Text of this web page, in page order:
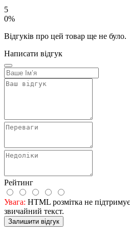
5
0%
Відгуків про цей товар ще не було.
Написати відгук
Рейтинг
Увага: HTML розмітка не
звичайний текст.
Залишити відгук